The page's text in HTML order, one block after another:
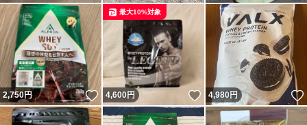
2,750円 いいね！
4,600円 いいね！
最大10%対象
4,980円